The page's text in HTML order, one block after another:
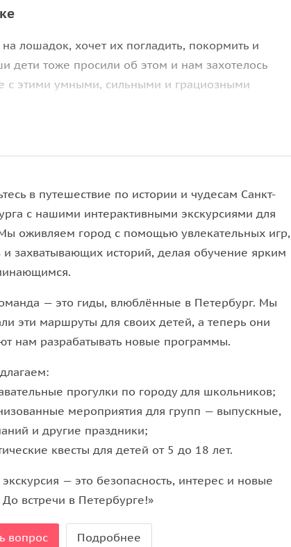
лошадок, хочет их погладить, покормить и
тоже просили об этом и нам захотелось
с этими умными, сильными и грациозными
знакомимся со своим новым товарищем;
нам было удобно;
все понимала;
верхом.
в районе
хорошо слышать рассказ гида.
с лошадьми.
Вы можете:
привезете с собой для своих новых друзей;
в путешествие по истории и чудесам Санкт-
с нашими интерактивными экскурсиями для
оживляем город с помощью увлекательных игр,
и захватывающих историй, делая обучение ярким
— это гиды, влюблённые в Петербург. Мы
эти маршруты для своих детей, а теперь они
нам разрабатывать новые программы.
прогулки по городу для школьников;
мероприятия для групп — выпускные,
и другие праздники;
квесты для детей от 5 до 18 лет.
— это безопасность, интерес и новые
До встречи в Петербурге!»
вопрос Подробнее